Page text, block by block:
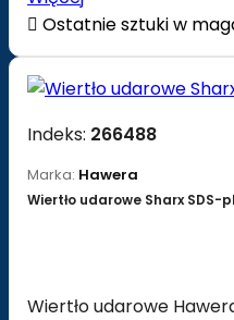
 Ostatnie sztuki w
Indeks: 266488
Marka: Hawera
Wiertło udarowe Sharx SDS-
Wiertło udarowe